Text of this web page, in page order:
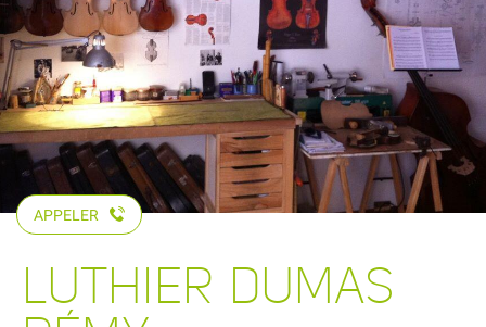
APPELER
LUTHIER DUMAS